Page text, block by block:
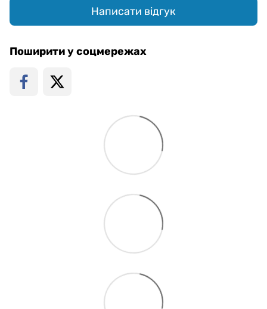
Написати відгук
Поширити у соцмережах